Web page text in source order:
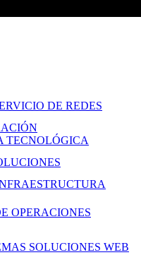
DE REDES
TECNOLÓGICA
OPERACIONES
SOLUCIONES WEB